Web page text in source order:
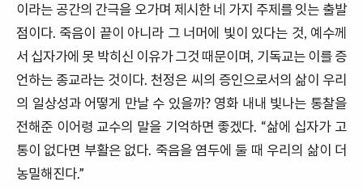
이라는 공간의 간극을 오가며 제시한 네 가지 주제를 잇는 출발
점이다. 죽음이 끝이 아니라 그 너머에 빛이 있다는 것, 예수께
서 십자가에 못 박히신 이유가 그것 때문이며, 기독교는 이를 증
언하는 종교라는 것이다. 천정은 씨의 증인으로서의 삶이 우리
의 일상성과 어떻게 만날 수 있을까? 영화 내내 빛나는 통찰을
전해준 이어령 교수의 말을 기억하면 좋겠다. “삶에 십자가 고
통이 없다면 부활은 없다. 죽음을 염두에 둘 때 우리의 삶이 더
농밀해진다.”